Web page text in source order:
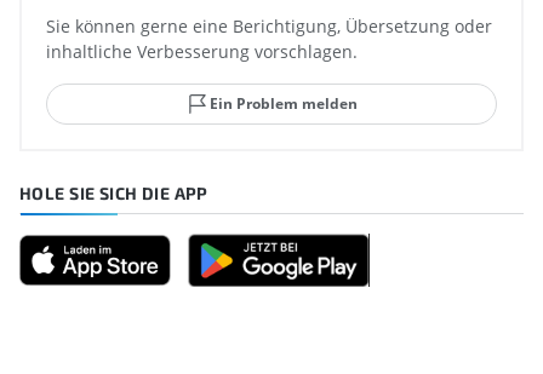
Sie können gerne eine Berichtigung, Übersetzung oder
inhaltliche Verbesserung vorschlagen.
Ein Problem melden
HOLE SIE SICH DIE APP